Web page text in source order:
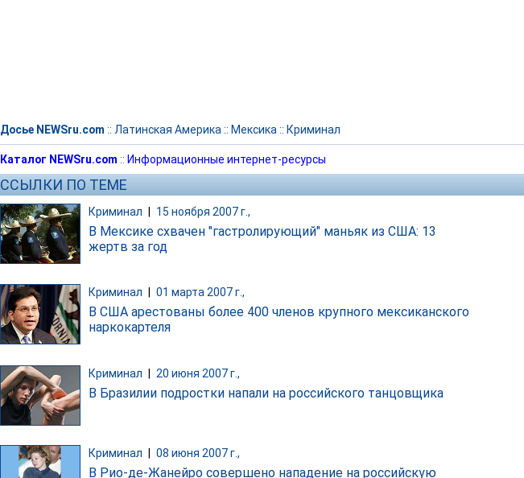
Досье NEWSru.com :: Латинская Америка :: Мексика :: Криминал
Каталог NEWSru.com :: Информационные интернет-ресурсы
ССЫЛКИ ПО ТЕМЕ
Криминал 15 ноября 2007 г.,
В Мексике схвачен "гастролирующий" маньяк из США: 13
жертв за год
Криминал 01 марта 2007 г.,
В США арестованы более 400 членов крупного мексиканского
наркокартеля
Криминал | 20 июня 2007 г.,
В Бразилии подростки напали на российского танцовщика
Криминал | 08 июня 2007 г.,
В Рио-де-Жанейро совершено нападение на российскую